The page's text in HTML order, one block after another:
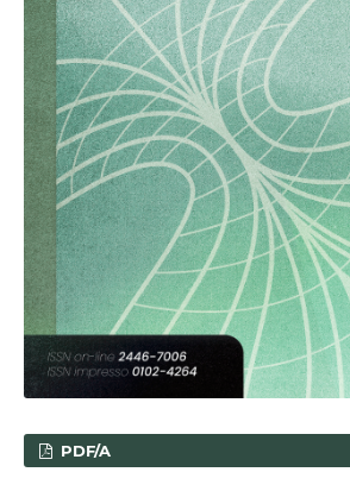
PDF/A